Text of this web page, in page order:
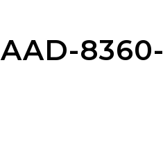
8360-